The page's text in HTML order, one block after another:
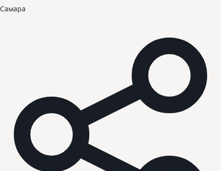
Самара